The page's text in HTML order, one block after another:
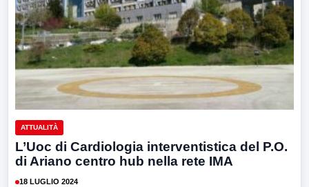
ATTUALITÀ
L’Uoc di Cardiologia interventistica del P.O.
di Ariano centro hub nella rete IMA
18 LUGLIO 2024